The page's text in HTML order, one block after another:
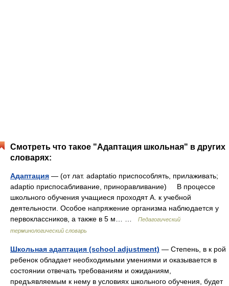
Смотреть что такое "Адаптация школьная" в других
словарях:
Адаптация — (от лат. adaptatio приспособлять, прилаживать;
adaptio приспосабливание, приноравливание) В процессе
школьного обучения учащиеся проходят А. к учебной
деятельности. Особое напряжение организма наблюдается у
первоклассников, а также в 5 м… …
Педагогический
терминологический словарь
Школьная адаптация (school adjustment) — Степень, в к рой
ребенок обладает необходимыми умениями и оказывается в
состоянии отвечать требованиям и ожиданиям,
предъявляемым к нему в условиях школьного обучения, будет